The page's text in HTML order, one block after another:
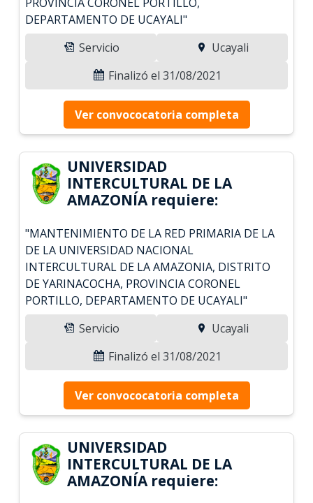
DEPARTAMENTO DE UCAYALI"
Servicio
Ucayali
Finalizó el 31/08/2021
Ver convococatoria completa
UNIVERSIDAD
INTERCULTURAL DE LA
AMAZONÍA requiere:
"MANTENIMIENTO DE LA RED PRIMARIA DE LA
DE LA UNIVERSIDAD NACIONAL
INTERCULTURAL DE LA AMAZONIA, DISTRITO
DE YARINACOCHA, PROVINCIA CORONEL
PORTILLO, DEPARTAMENTO DE UCAYALI"
Servicio
Ucayali
Finalizó el 31/08/2021
Ver convococatoria completa
UNIVERSIDAD
INTERCULTURAL DE LA
AMAZONÍA requiere: